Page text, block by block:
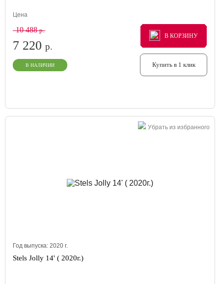
Цена
10 488р.
7 220 р.
В НАЛИЧИИ
В КОРЗИНУ
В КОРЗИНУ
В КОРЗИНУ
Купить в 1 клик
Убрать из избранного
Год выпуска: 2020 г.
Stels Jolly 14' ( 2020г.)